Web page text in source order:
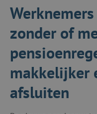
zonder of
makkelijker
afsluiten